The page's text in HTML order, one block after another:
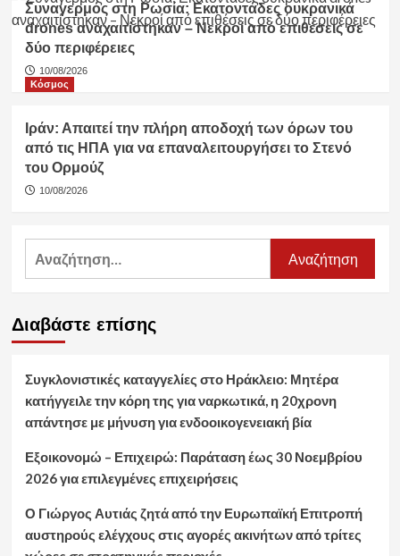
Συναγερμός στη Ρωσία: Εκατοντάδες ουκρανικά
drones αναχαιτίστηκαν – Νεκροί από επιθέσεις σε
δύο περιφέρειες
10/08/2026
Κόσμος
Ιράν: Απαιτεί την πλήρη αποδοχή των όρων του
από τις ΗΠΑ για να επαναλειτουργήσει το Στενό
του Ορμούζ
10/08/2026
Αναζήτηση
Διαβάστε επίσης
Συγκλονιστικές καταγγελίες στο Ηράκλειο: Μητέρα
κατήγγειλε την κόρη της για ναρκωτικά, η 20χρονη
απάντησε με μήνυση για ενδοοικογενειακή βία
Εξοικονομώ – Επιχειρώ: Παράταση έως 30 Νοεμβρίου
2026 για επιλεγμένες επιχειρήσεις
Ο Γιώργος Αυτιάς ζητά από την Ευρωπαϊκή Επιτροπή
αυστηρούς ελέγχους στις αγορές ακινήτων από τρίτες